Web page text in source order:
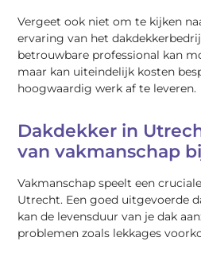
Vergeet ook niet om te kijken
ervaring van het
betrouwbare professional kan
maar kan uiteindelijk kosten
hoogwaardig werk af te leveren.
Dakdekker in
van vakmanschap
Vakmanschap speelt een
Utrecht. Een goed uitgevoerde
kan de levensduur van je dak
problemen zoals lekkages